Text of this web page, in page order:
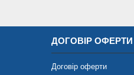
ДОГОВІР ОФЕРТИ
Договір оферти